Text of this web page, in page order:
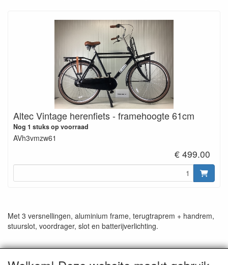
Altec Vintage herenfiets - framehoogte 61cm
Nog 1 stuks op voorraad
AVh3vmzw61
€ 499.00
Met 3 versnellingen, aluminium frame, terugtraprem + handrem,
stuurslot, voordrager, slot en batterijverlichting.